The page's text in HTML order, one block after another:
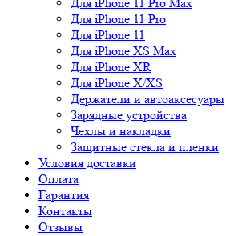
Для iPhone 11 Pro Max
Для iPhone 11 Pro
Для iPhone 11
Для iPhone XS Max
Для iPhone XR
Для iPhone X/XS
Держатели и автоаксесуары
Зарядные устройства
Чехлы и накладки
Защитные стекла и пленки
Условия доставки
Оплата
Гарантия
Контакты
Отзывы